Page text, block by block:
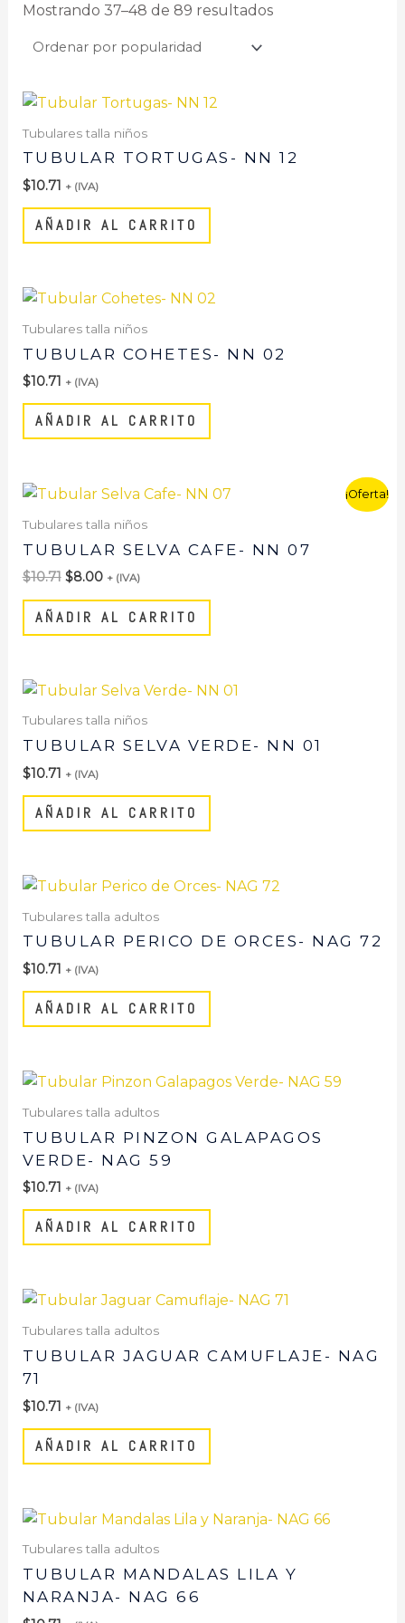
Mostrando 37–48 de 89 resultados
Tubulares talla niños
TUBULAR TORTUGAS- NN 12
$10.71 + (IVA)
AÑADIR AL CARRITO
Tubulares talla niños
TUBULAR COHETES- NN 02
$10.71 + (IVA)
AÑADIR AL CARRITO
¡Oferta!
Tubulares talla niños
TUBULAR SELVA CAFE- NN 07
$10.71
El
original
$10.71.
$8.00
El
actual
$8.00.
+ (IVA)
AÑADIR AL CARRITO
Tubulares talla niños
TUBULAR SELVA VERDE- NN 01
$10.71 + (IVA)
AÑADIR AL CARRITO
Tubulares talla adultos
TUBULAR PERICO DE ORCES- NAG 72
$10.71 + (IVA)
AÑADIR AL CARRITO
Tubulares talla adultos
TUBULAR PINZON GALAPAGOS
VERDE- NAG 59
$10.71 + (IVA)
AÑADIR AL CARRITO
Tubulares talla adultos
TUBULAR JAGUAR CAMUFLAJE- NAG
71
$10.71 + (IVA)
AÑADIR AL CARRITO
Tubulares talla adultos
TUBULAR MANDALAS LILA Y
NARANJA- NAG 66